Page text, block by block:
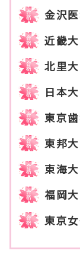
金沢
近畿
北里
日本
東京
東邦
東海
福岡
東京